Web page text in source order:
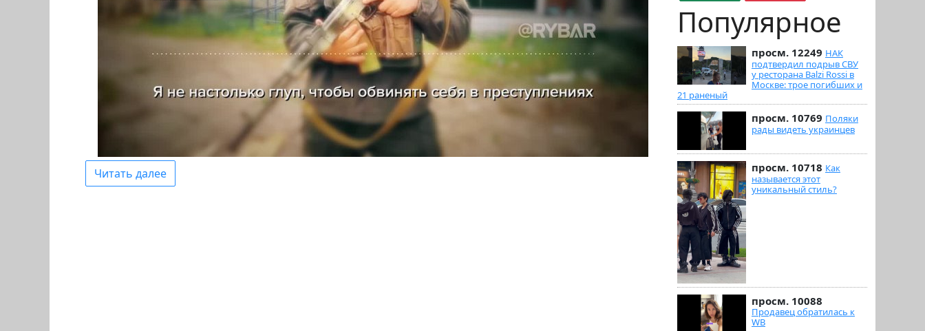
Популярное
просм. 12249 НАК
подтвердил подрыв СВУ
у ресторана Balzi Rossi в
Москве: трое погибших и
21 раненый
просм. 10769 Поляки
рады видеть украинцев
просм. 10718 Как
называется этот
уникальный стиль?
просм. 10088
Продавец обратилась к
WB
Читать далее